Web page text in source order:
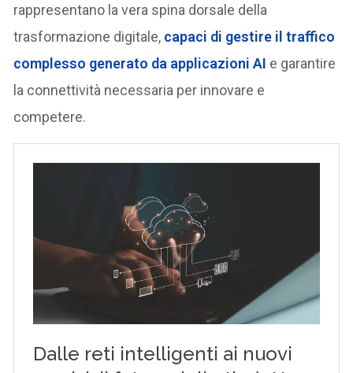
rappresentano la vera spina dorsale della
trasformazione digitale, capaci di gestire il traffico
complesso generato da applicazioni AI e garantire
la connettività necessaria per innovare e
competere.